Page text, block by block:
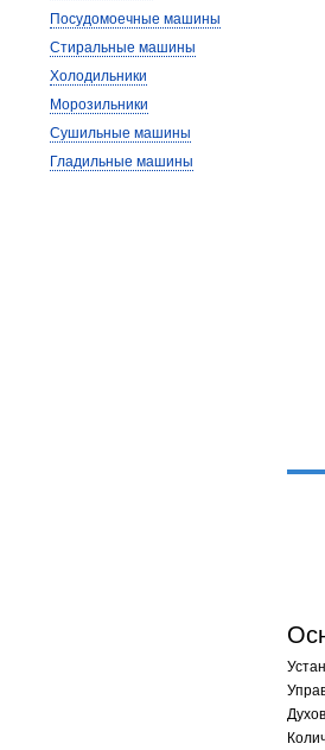
Посудомоечные машины
Стиральные машины
Холодильники
Морозильники
Сушильные машины
Гладильные машины